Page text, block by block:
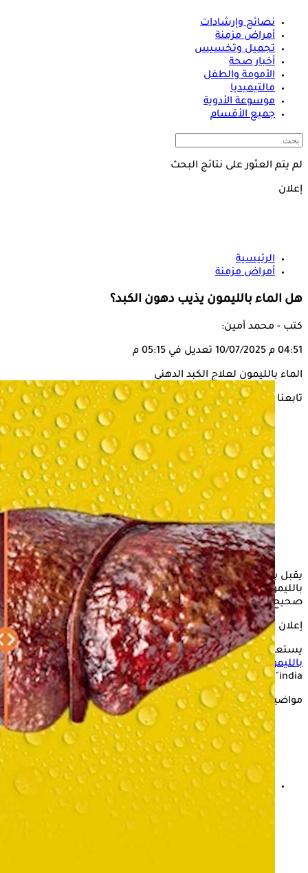
نصائح وإرشادات
أمراض مزمنة
تجميل وتخسيس
أخبار صحة
الأمومة والطفل
مالتيميديا
موسوعة الأدوية
جميع الأقسام
لم يتم العثور على نتائج البحث
إعلان
الرئيسية
أمراض مزمنة
هل الماء بالليمون يذيب دهون الكبد؟
كتب - محمد أمين:
04:51 م 10/07/2025 تعديل في 05:15 م
الماء بالليمون لعلاج الكبد الدهني
تابعنا على
يقبل بعض المصابين بمرض الكبد الدهني على تناول الماء
بالليمون، لاعتقادهم أنه يساعد على إذابة دهون الكبد، فهل هذا
صحيح؟
إعلان
يستعرض "الكونسلتو" في التقرير التالي، مدى فعاليةالماء
بالليمون
في علاج مرض الكبد الدهني، وفقًا لموقع "Times of
india".
مواضيع ذات صلة
الماء ودهون الكبد- هل يساعد على علاجها أم ليس له تأثير؟